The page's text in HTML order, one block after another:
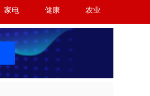
家电 健康 农业